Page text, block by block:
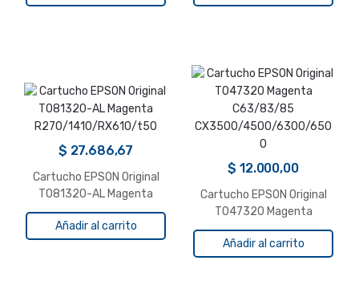
$ 27.686,67
Cartucho EPSON Original
T081320-AL Magenta
R270/1410/RX610/t50
Añadir al carrito
$ 12.000,00
Cartucho EPSON Original
T047320 Magenta
C63/83/85
CX3500/4500/6300/650
0
Añadir al carrito